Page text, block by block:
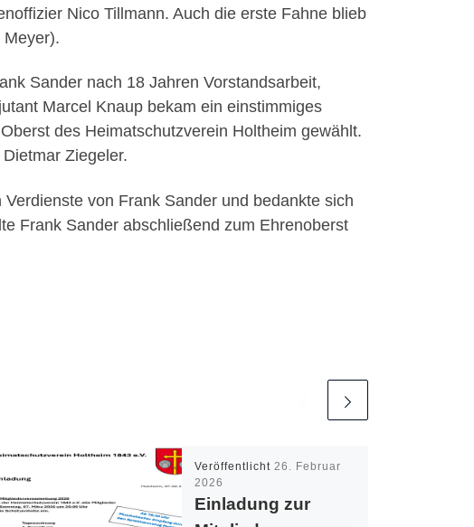
Nico Tillmann. Auch die erste Fahne blieb
Sander nach 18 Jahren Vorstandsarbeit,
Marcel Knaup bekam ein einstimmiges
des Heimatschutzverein Holtheim gewählt.
Ziegeler.
von Frank Sander und bedankte sich
Frank Sander abschließend zum Ehrenoberst
Veröffentlicht 26. Februar
2026
Einladung zur